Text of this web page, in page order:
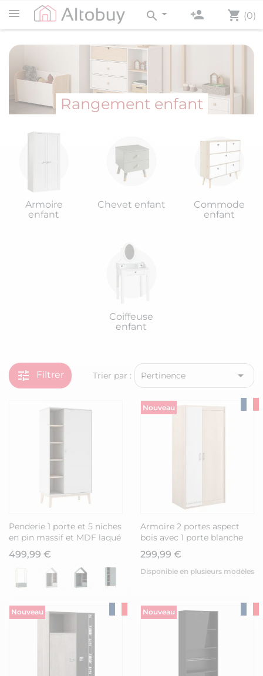
shopping_cart (0)
person_add
search
Rangement enfant
Armoire
enfant
Chevet enfant
Commode
enfant
Coiffeuse
enfant
tune Filtrer Trier par : Pertinence 
Penderie 1 porte et 5 niches
en pin massif et MDF laqué
blanc et naturel - KAINA
499,99 €
Nouveau
Armoire 2 portes aspect
bois avec 1 porte blanche
sérigraphiée - CHARLINE
299,99 €
Disponible en plusieurs modèles
Nouveau Nouveau